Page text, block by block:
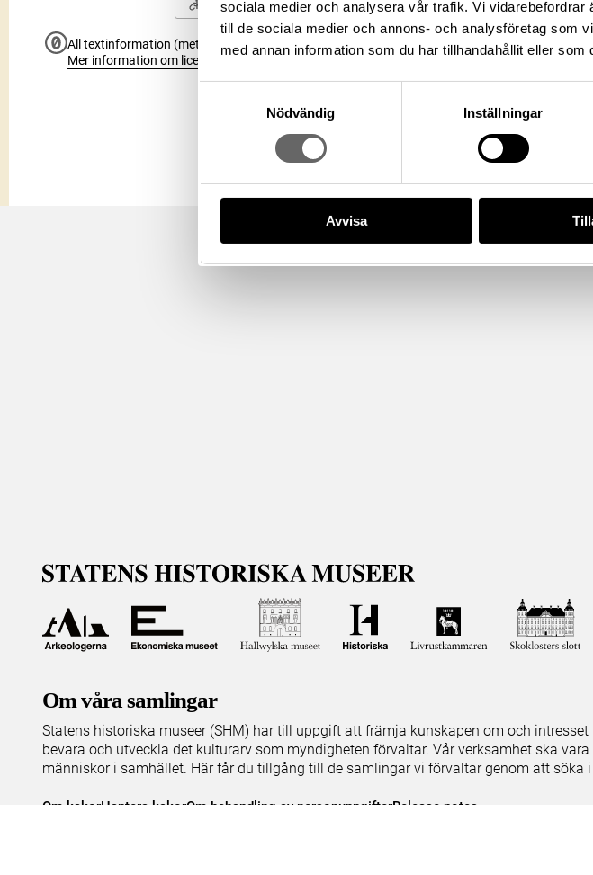
sociala medier och analysera vår trafik. Vi
till de sociala medier och annons- och analysföretag som
med annan information som du har tillhandahållit eller
Nödvändig
Inställningar
Avvisa
Kopiera URI
All textinformation (metadata) på denna sida är fri att använda enligt licensen CC0.
Mer information om licenser hos Statens historiska museer.
Om våra samlingar
Statens historiska museer (SHM) har till uppgift att främja kunskapen om och
bevara och utveckla det kulturarv som myndigheten förvaltar. Vår verksamhet ska
människor i samhället. Här får du tillgång till de samlingar vi förvaltar genom att söka
Om kakorHantera kakorOm behandling av personuppgifterRelease notes